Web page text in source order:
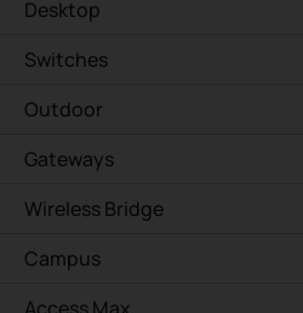
Desktop
Switches
Outdoor
Gateways
Wireless Bridge
Campus